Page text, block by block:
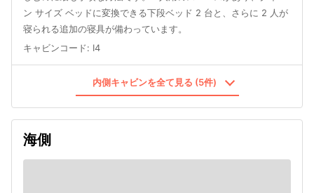
ン サイズ ベッドに変換できる下段ベッド 2 台と、さらに 2 人が
寝られる追加の寝具が備わっています。
キャビンコード: I4
内側キャビンを全て見る (5件)
海側